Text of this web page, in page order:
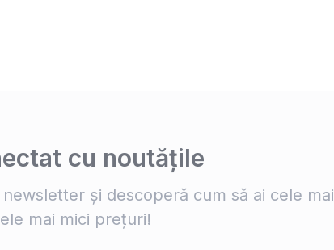
cu noutățile
și descoperă cum să ai cele mai
mai mici prețuri!